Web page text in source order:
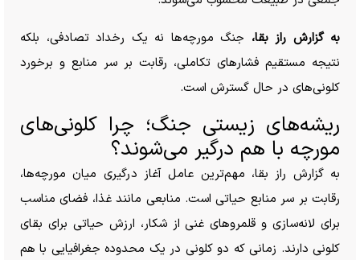
به گزارش راز بقا، جنگ مورچه‌ها نه یک رخداد تصادفی، بلکه
نتیجه مستقیم فشار‌های تکاملی، رقابت بر سر منابع و برخورد
کلونی‌های در حال گسترش است.
ریشه‌های زیستی جنگ؛ چرا کلونی‌های
مورچه با هم درگیر می‌شوند؟
به گزارش راز بقا، مهم‌ترین عامل آغاز درگیری میان مورچه‌ها،
رقابت بر سر منابع حیاتی است. منابعی مانند غذا، فضای مناسب
برای لانه‌سازی و قلمرو‌های غنی از شکار، ارزش حیاتی برای بقای
کلونی دارند. زمانی که دو کلونی در یک محدوده جغرافیایی با هم